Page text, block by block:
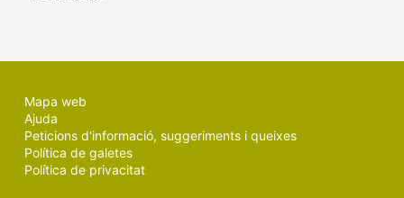
Mapa web
Ajuda
Peticions d'informació, suggeriments i queixes
Política de galetes
Política de privacitat